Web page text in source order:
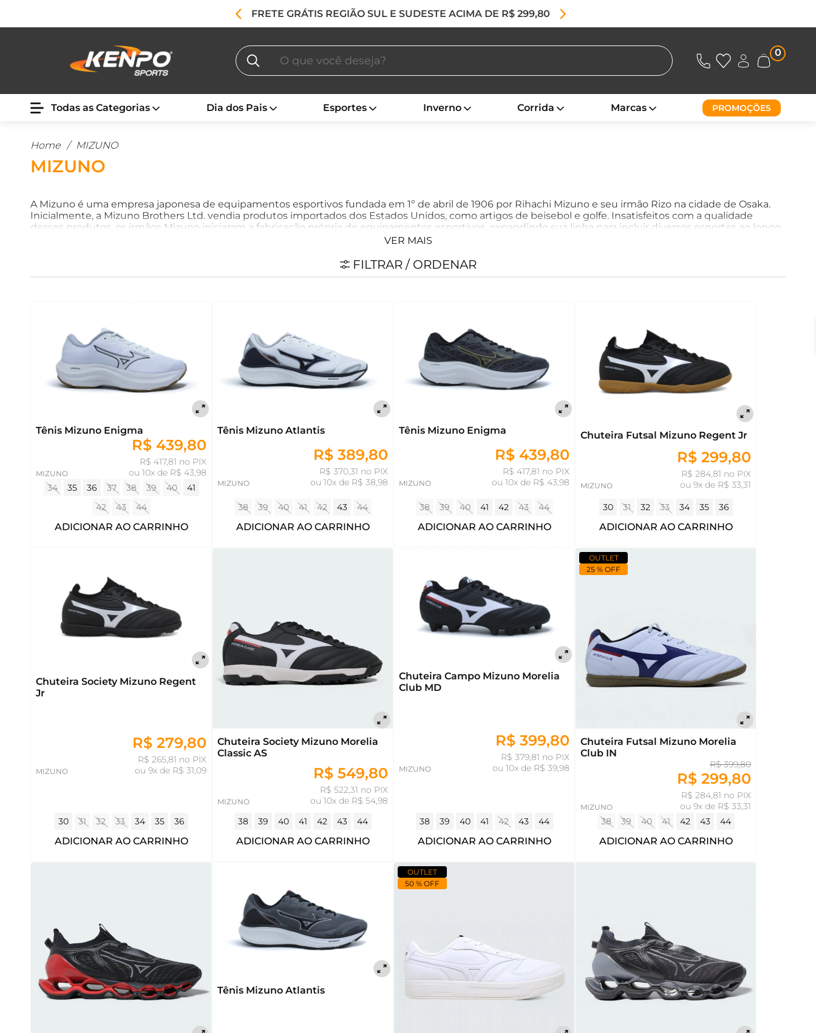
FRETE GRÁTIS REGIÃO SUL E SUDESTE ACIMA DE R$ 299,80
0
Todas as Categorias Dia dos Pais Esportes Inverno Corrida Marcas PROMOÇÕES
Home / MIZUNO
MIZUNO
A Mizuno é uma empresa japonesa de equipamentos esportivos fundada em 1º de abril de 1906 por Rihachi Mizuno e seu irmão Rizo na cidade de Osaka.
Inicialmente, a Mizuno Brothers Ltd. vendia produtos importados dos Estados Unidos, como artigos de beisebol e golfe. Insatisfeitos com a qualidade
desses produtos, os irmãos Mizuno iniciaram a fabricação própria de equipamentos esportivos, expandindo sua linha para incluir diversos esportes ao longo
Hoje, a Mizuno é reconhecida mundialmente pela qualidade e inovação de seus produtos, oferecendo uma ampla gama de artigos, desde
VER MAIS
FILTRAR / ORDENAR
Tênis Mizuno Enigma
R$ 439,80
R$ 417,81 no PIX
ou 10x de R$ 43,98
MIZUNO
34 35 36 37 38 39 40
41
42
43 44
ADICIONAR AO CARRINHO
Tênis Mizuno Atlantis
R$ 389,80
R$ 370,31 no PIX
ou 10x de R$ 38,98
MIZUNO
38 39 40 41 42 43 44
ADICIONAR AO CARRINHO
Tênis Mizuno Enigma
R$ 439,80
R$ 417,81 no PIX
ou 10x de R$ 43,98
MIZUNO
38 39 40 41 42 43 44
ADICIONAR AO CARRINHO
Chuteira Futsal Mizuno Regent Jr
R$ 299,80
R$ 284,81 no PIX
ou 9x de R$ 33,31
MIZUNO
30 31 32 33 34 35 36
ADICIONAR AO CARRINHO
Chuteira Society Mizuno Regent
Jr
R$ 279,80
R$ 265,81 no PIX
ou 9x de R$ 31,09
MIZUNO
30 31 32 33 34 35 36
ADICIONAR AO CARRINHO
Chuteira Society Mizuno Morelia
Classic AS
R$ 549,80
R$ 522,31 no PIX
ou 10x de R$ 54,98
MIZUNO
38 39 40 41 42 43 44
ADICIONAR AO CARRINHO
Chuteira Campo Mizuno Morelia
Club MD
R$ 399,80
R$ 379,81 no PIX
ou 10x de R$ 39,98
MIZUNO
38 39 40 41 42 43 44
ADICIONAR AO CARRINHO
OUTLET
25 % OFF
Chuteira Futsal Mizuno Morelia
Club IN
R$ 399,80
R$ 299,80
R$ 284,81 no PIX
ou 9x de R$ 33,31
MIZUNO
38 39 40 41 42 43 44
ADICIONAR AO CARRINHO
Tênis Mizuno Atlantis
OUTLET
50 % OFF